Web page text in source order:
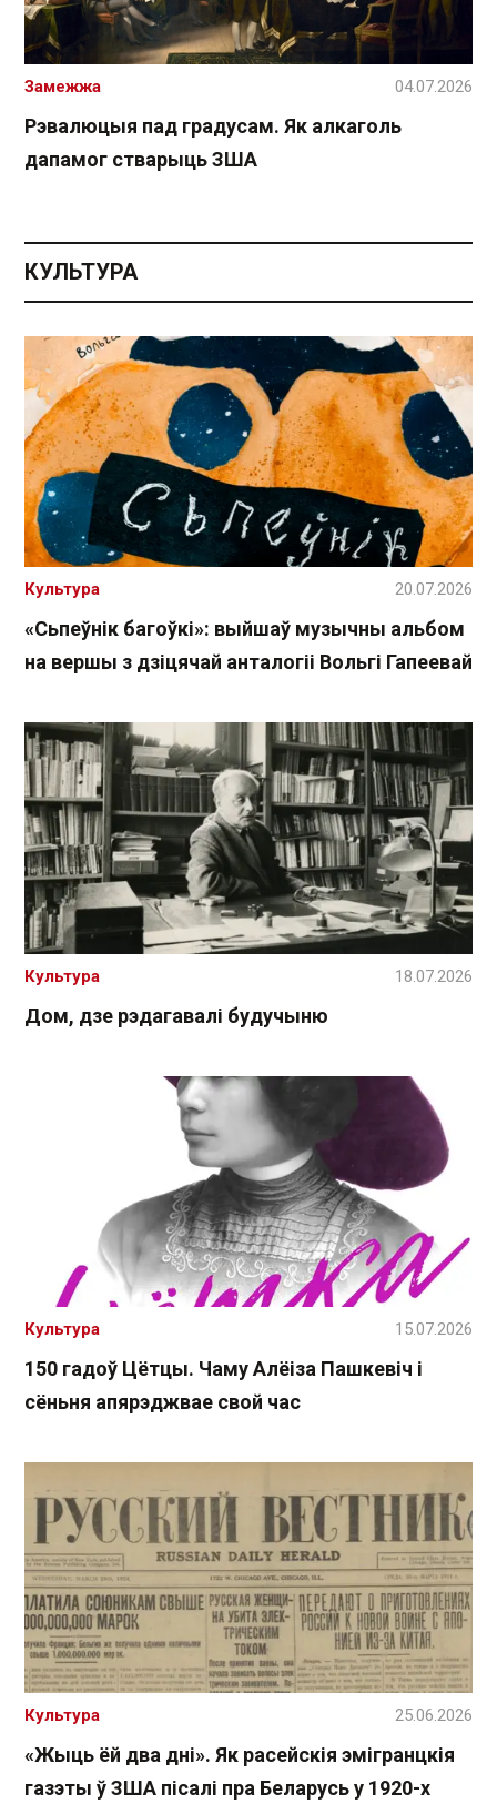
Рэвалюцыя пад градусам. Як алкаголь
дапамог стварыць ЗША
Замежжа 04.07.2026
КУЛЬТУРА
«Сьпеўнік багоўкі»: выйшаў музычны альбом
на вершы з дзіцячай анталогіі Вольгі Гапеевай
Культура 20.07.2026
Дом, дзе рэдагавалі будучыню
Культура 18.07.2026
150 гадоў Цётцы. Чаму Алёіза Пашкевіч і
сёньня апярэджвае свой час
Культура 15.07.2026
«Жыць ёй два дні». Як расейскія эмігранцкія
газэты ў ЗША пісалі пра Беларусь у 1920-х
Культура 25.06.2026